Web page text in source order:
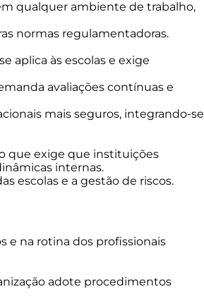
qualquer ambiente de trabalho,
normas regulamentadoras.
aplica às escolas e exige
avaliações contínuas e
mais seguros, integrando-se
que exige que instituições
internas.
escolas e a gestão de riscos.
e na rotina dos profissionais
adote procedimentos